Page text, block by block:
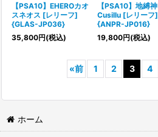
【PSA10】EHEROカオ
スネオス [レリーフ]
{GLAS-JP036}
35,800円(税込)
【PSA10】地縛神
Cusillu [レリーフ]
{ANPR-JP016}
19,800円(税込)
«前 1 2 3 4
ホーム